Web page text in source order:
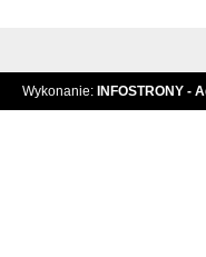
Wykonanie: INFOSTRONY -